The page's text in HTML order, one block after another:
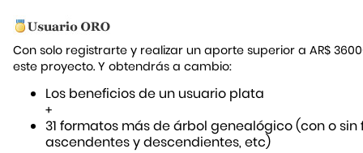
Con solo registrarte y realizar un aporte superior a AR$
este proyecto. Y obtendrás a cambio:
Los beneficios de un usuario plata
+
31 formatos más de árbol genealógico (con o sin
ascendentes y descendientes, etc)